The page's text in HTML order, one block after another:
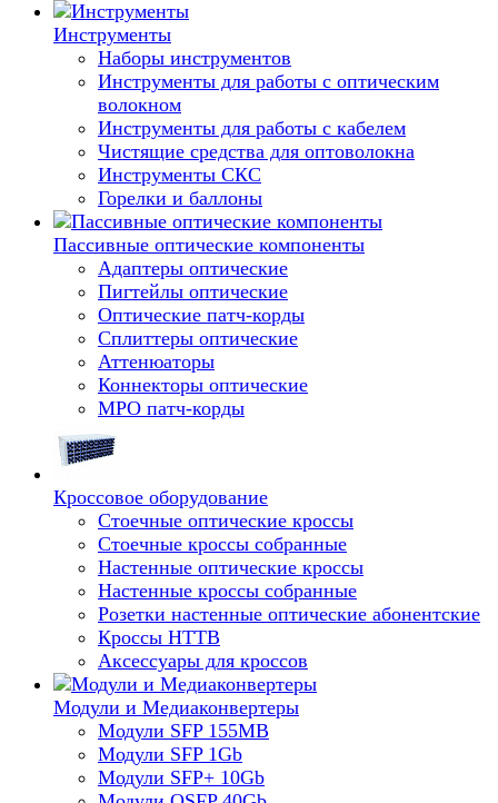
Инструменты
Наборы инструментов
Инструменты для работы с оптическим
волокном
Инструменты для работы с кабелем
Чистящие средства для оптоволокна
Инструменты СКС
Горелки и баллоны
Пассивные оптические компоненты
Адаптеры оптические
Пигтейлы оптические
Оптические патч-корды
Сплиттеры оптические
Аттенюаторы
Коннекторы оптические
MPO патч-корды
Кроссовое оборудование
Стоечные оптические кроссы
Стоечные кроссы собранные
Настенные оптические кроссы
Настенные кроссы собранные
Розетки настенные оптические абонентские
Кроссы HTTB
Аксессуары для кроссов
Модули и Медиаконвертеры
Модули SFP 155MB
Модули SFP 1Gb
Модули SFP+ 10Gb